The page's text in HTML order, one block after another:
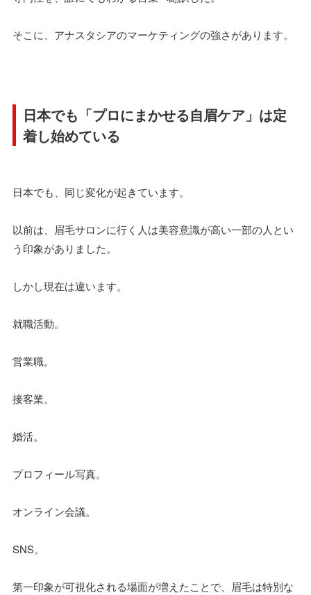
そこに、アナスタシアのマーケティングの強さがあります。
日本でも「プロにまかせる自眉ケア」は定
着し始めている
日本でも、同じ変化が起きています。
以前は、眉毛サロンに行く人は美容意識が高い一部の人とい
う印象がありました。
しかし現在は違います。
就職活動。
営業職。
接客業。
婚活。
プロフィール写真。
オンライン会議。
SNS。
第一印象が可視化される場面が増えたことで、眉毛は特別な